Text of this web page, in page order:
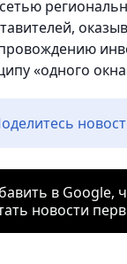
«одного
в Google,
новости